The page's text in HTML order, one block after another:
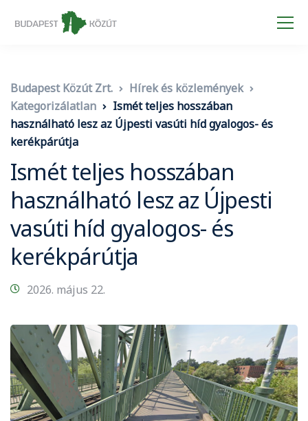
Budapest Közút Zrt.
Hírek és közlemények
Kategorizálatlan
Ismét teljes hosszában
használható lesz az Újpesti vasúti híd gyalogos- és
kerékpárútja
Ismét teljes hosszában
használható lesz az Újpesti
vasúti híd gyalogos- és
kerékpárútja
2026. május 22.